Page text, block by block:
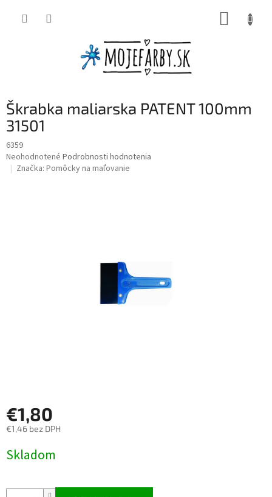
Škrabka maliarska PATENT 100mm
31501
6359
Priemerné
hodnotenie
Neohodnotené Podrobnosti hodnotenia
Značka: Pomôcky na maľovanie
€1,80
€1,46 bez DPH
cena:
Skladom